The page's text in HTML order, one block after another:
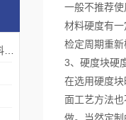
一般不推荐
材料硬度有
检定周期重
3、硬度块硬
在选用硬度
面工艺方法